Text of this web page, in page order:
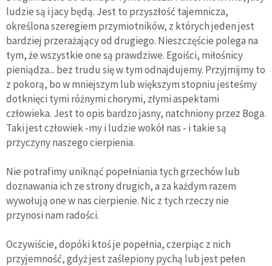
ludzie są i jacy będą. Jest to przyszłość tajemnicza,
określona szeregiem przymiotników, z których jeden jest
bardziej przerażający od drugiego. Nieszczęście polega na
tym, że wszystkie one są prawdziwe. Egoiści, miłośnicy
pieniądza... bez trudu się w tym odnajdujemy. Przyjmijmy to
z pokorą, bo w mniejszym lub większym stopniu jesteśmy
dotknięci tymi różnymi chorymi, złymi aspektami
człowieka. Jest to opis bardzo jasny, natchniony przez Boga.
Taki jest człowiek -my i ludzie wokół nas - i takie są
przyczyny naszego cierpienia.
Nie potrafimy uniknąć popełniania tych grzechów lub
doznawania ich ze strony drugich, a za każdym razem
wywołują one w nas cierpienie. Nic z tych rzeczy nie
przynosi nam radości.
Oczywiście, dopóki ktoś je popełnia, czerpiąc z nich
przyjemność, gdyż jest zaślepiony pychą lub jest pełen